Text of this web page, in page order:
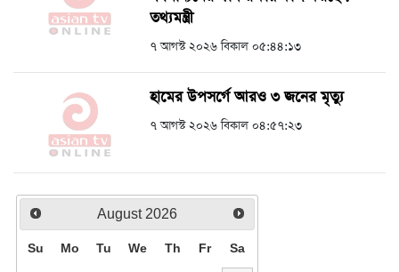
তথ্যমন্ত্রী
৭ আগস্ট ২০২৬ বিকাল ০৫:৪৪:১৩
হামের উপসর্গে আরও ৩ জনের মৃত্যু
৭ আগস্ট ২০২৬ বিকাল ০৪:৫৭:২৩
August 2026
Su Mo Tu We Th Fr Sa